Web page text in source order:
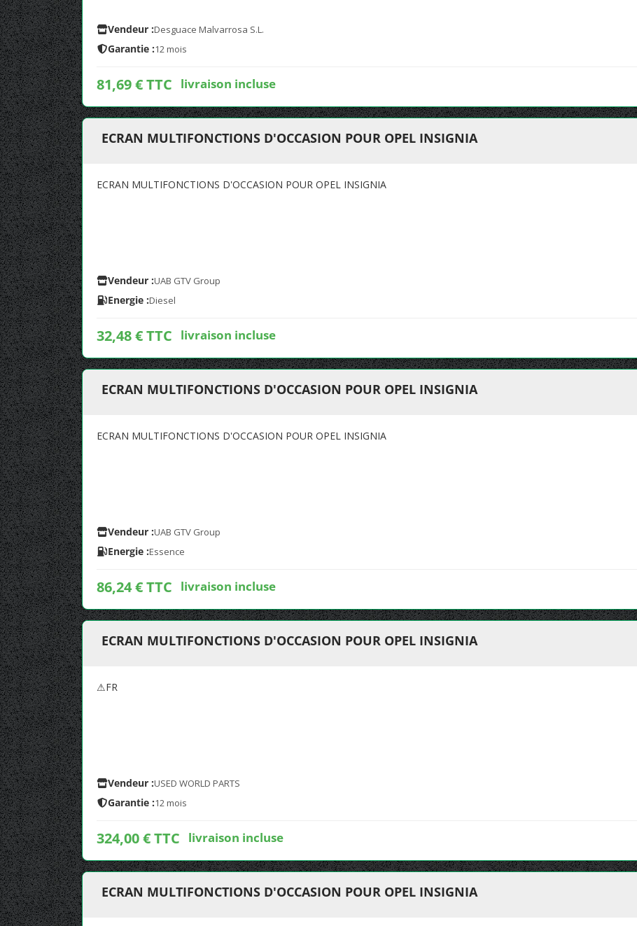
Vendeur :Desguace Malvarrosa S.L.
Garantie :12 mois
81,69 € TTC livraison incluse
ECRAN MULTIFONCTIONS D'OCCASION POUR OPEL INSIGNIA
ECRAN MULTIFONCTIONS D'OCCASION POUR OPEL INSIGNIA
Vendeur :UAB GTV Group
Energie :Diesel
32,48 € TTC livraison incluse
ECRAN MULTIFONCTIONS D'OCCASION POUR OPEL INSIGNIA
ECRAN MULTIFONCTIONS D'OCCASION POUR OPEL INSIGNIA
Vendeur :UAB GTV Group
Energie :Essence
86,24 € TTC livraison incluse
ECRAN MULTIFONCTIONS D'OCCASION POUR OPEL INSIGNIA
⚠FR
Vendeur :USED WORLD PARTS
Garantie :12 mois
324,00 € TTC livraison incluse
ECRAN MULTIFONCTIONS D'OCCASION POUR OPEL INSIGNIA